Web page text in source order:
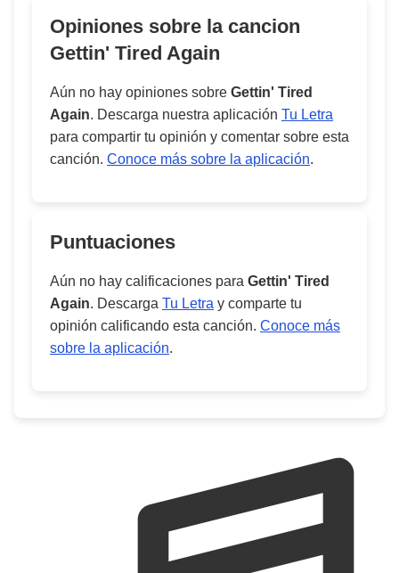
Opiniones sobre la cancion
Gettin' Tired Again
Aún no hay opiniones sobre Gettin' Tired
Again. Descarga nuestra aplicación Tu Letra
para compartir tu opinión y comentar sobre esta
canción. Conoce más sobre la aplicación.
Puntuaciones
Aún no hay calificaciones para Gettin' Tired
Again. Descarga Tu Letra y comparte tu
opinión calificando esta canción. Conoce más
sobre la aplicación.